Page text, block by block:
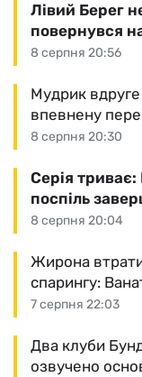
8 серпня 20:56
Лівий Берег
повернувся
8 серпня 20:30
Мудрик вдруге
впевнену
8 серпня 20:04
Серія
поспіль
7 серпня 22:03
Жирона
спарингу:
Два клуби
озвучено